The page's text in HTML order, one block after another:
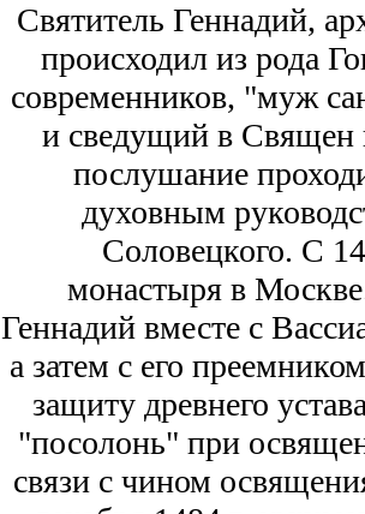
Святитель Геннадий,
происходил из рода
современников, "муж
и сведущий в Священ
послушание
духовным
Соловецкого. С
монастыря в
Геннадий вместе с
а затем с его
защиту древнего
"посолонь" при
связи с чином